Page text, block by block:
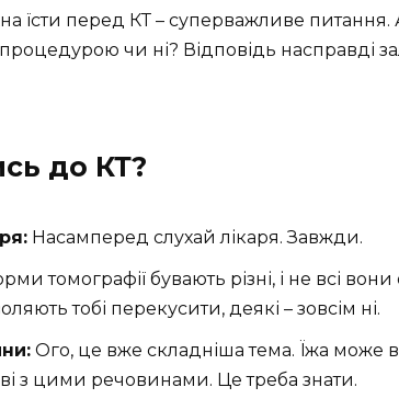
їсти перед КТ – суперважливе питання.
чи ні? Відповідь насправді
до КТ?
Насамперед слухай лікаря. Завжди.
томографії бувають різні, і не всі вони
тобі перекусити, деякі – зовсім ні.
Ого, це вже складніша тема. Їжа може
з цими речовинами. Це треба знати.